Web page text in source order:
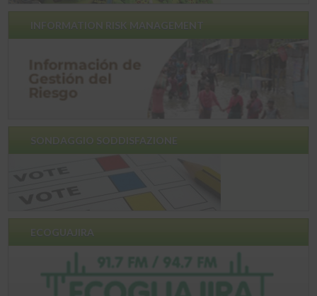
INFORMATION RISK MANAGEMENT
SONDAGGIO SODDISFAZIONE
ECOGUAJIRA